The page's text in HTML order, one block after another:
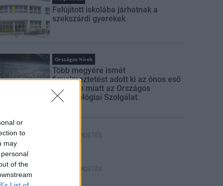
or
to
may
of the
Felújított iskolába járhatnak a
szekszárdi gyerekek
Országos hírek
Több megyére ismét
figyelmeztetést adott ki az ónos eső
veszélye miatt az Országos
Meteorológiai Szolgálat
HIRDETÉS
HIRDETÉS